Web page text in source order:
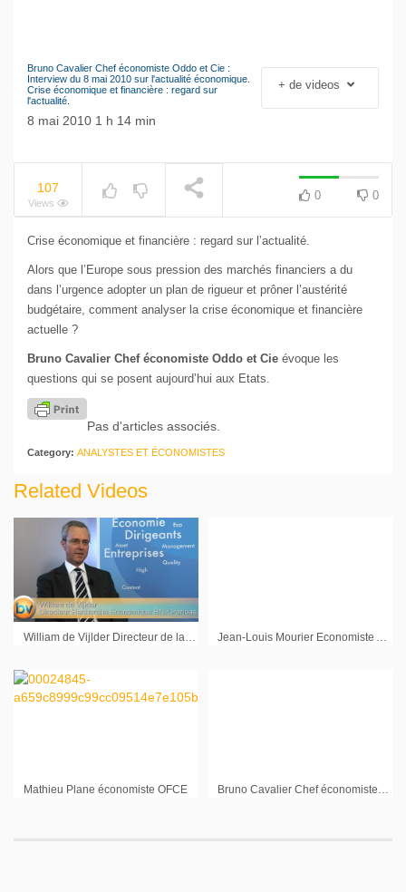
NOW PLAYING
Le séisme industriel
Volkswagen
Bruno Cavalier Chef économiste Oddo et Cie :
Interview du 8 mai 2010 sur l'actualité économique.
Crise économique et financière : regard sur
l'actualité.
8 mai 2010 1 h 14 min
+ de videos
107
Views
0 0
Crise économique et financière : regard sur l’actualité.
Alors que l’Europe sous pression des marchés financiers a du
dans l’urgence adopter un plan de rigueur et prôner l’austérité
budgétaire, comment analyser la crise économique et financière
actuelle ?
Bruno Cavalier Chef économiste Oddo et Cie évoque les
questions qui se posent aujourd’hui aux Etats.
Pas d'articles associés.
Category: ANALYSTES ET ÉCONOMISTES
Related Videos
William de Vijlder Directeur de la Recherche Economique BNP Paribas : « Le coût d’une fausse manoeuvre de la Fed serait énorme » Jean-Louis Mourier Economiste Aurel BGC
Mathieu Plane économiste OFCE